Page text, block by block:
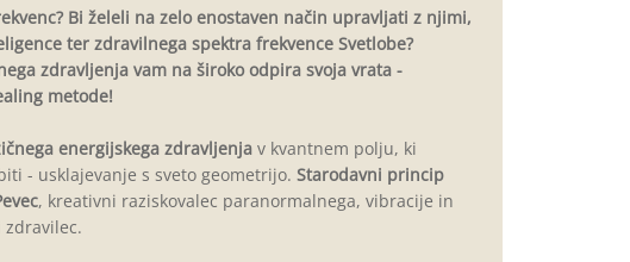
Bi želeli na zelo enostaven način upravljati z njimi,
ter zdravilnega spektra frekvence Svetlobe?
zdravljenja vam na široko odpira svoja vrata -
metode!
energijskega zdravljenjav kvantnem polju, ki
- usklajevanje s sveto geometrijo. Starodavni princip
, kreativni raziskovalec paranormalnega, vibracije in
zdravilec.